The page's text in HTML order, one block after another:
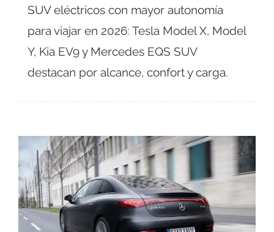
SUV eléctricos con mayor autonomía
para viajar en 2026: Tesla Model X, Model
Y, Kia EV9 y Mercedes EQS SUV
destacan por alcance, confort y carga.